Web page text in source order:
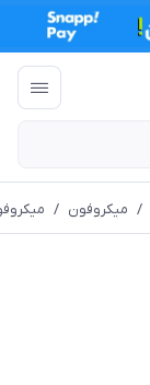
/ میکروفون /